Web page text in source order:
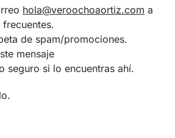
hola@veroochoaortiz.com a
de spam/promociones.
mensaje
seguro si lo encuentras ahí.